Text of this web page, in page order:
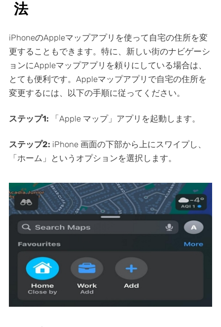
法
iPhoneのAppleマップアプリを使って自宅の住所を変
更することもできます。特に、新しい街のナビゲーシ
ョンにAppleマップアプリを頼りにしている場合は、
とても便利です。Appleマップアプリで自宅の住所を
変更するには、以下の手順に従ってください。
ステップ1: 「Apple マップ」アプリを起動します。
ステップ2: iPhone 画面の下部から上にスワイプし、
「ホーム」というオプションを選択します。